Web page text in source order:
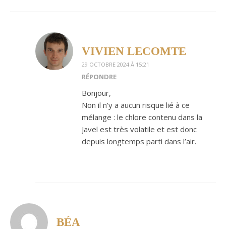
VIVIEN LECOMTE
29 OCTOBRE 2024 À 15:21
RÉPONDRE
Bonjour,
Non il n’y a aucun risque lié à ce
mélange : le chlore contenu dans la
Javel est très volatile et est donc
depuis longtemps parti dans l’air.
BÉA